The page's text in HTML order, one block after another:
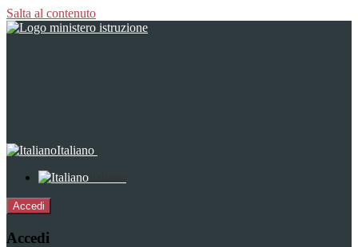
Salta al contenuto
Italiano
Accedi
Accedi